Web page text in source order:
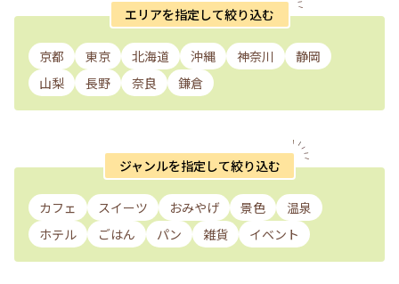
エリアを指定して絞り込む
京都 東京 北海道 沖縄 神奈川
静岡
山梨
長野 奈良 鎌倉
ジャンルを指定して絞り込む
カフェ スイーツ おみやげ 景色
温泉
ホテル
ごはん パン 雑貨 イベント